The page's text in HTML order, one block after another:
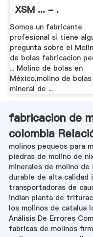
XSM ... - .
Somos un fabricante
profesional si tiene
pregunta sobre el
de bolas fabricacion
... Molino de bolas en
México,molino de
mineral de ...
fabricacion de
colombia
molinos pequeos para
piedras de molino de
minerales de molino de
durable de alta calidad
transportadoras de
indian planta de
los molinos de catalua
Análisis De Errores
fabricas de molinos